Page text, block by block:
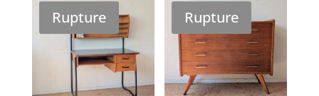
Rupture Rupture